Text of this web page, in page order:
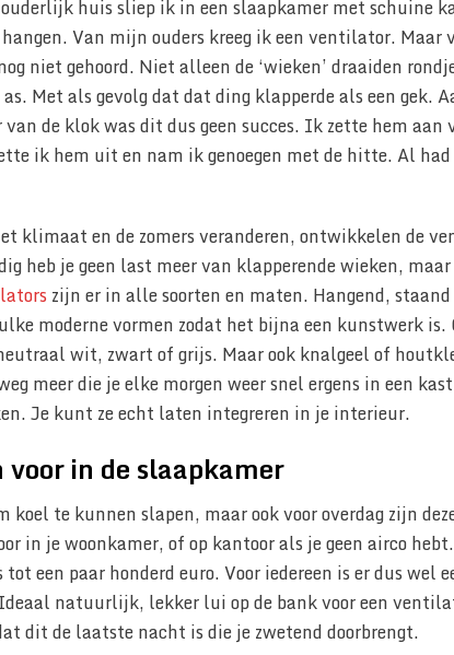
huis sliep ik in een slaapkamer met schuine
Van mijn ouders kreeg ik een ventilator. Maar
niet gehoord. Niet alleen de ‘wieken’ draaiden
as. Met als gevolg dat dat ding klapperde als een gek.
van de klok was dit dus geen succes. Ik zette hem aan
ik hem uit en nam ik genoegen met de hitte. Al
klimaat en de zomers veranderen, ontwikkelen de
heb je geen last meer van klapperende wieken,
zijn er in alle soorten en maten. Hangend,
moderne vormen zodat het bijna een kunstwerk
wit, zwart of grijs. Maar ook knalgeel of
meer die je elke morgen weer snel ergens in een
Je kunt ze echt laten integreren in je interieur.
in de slaapkamer
koel te kunnen slapen, maar ook voor overdag zijn
in je woonkamer, of op kantoor als je geen airco
een paar honderd euro. Voor iedereen is er dus wel
Ideaal natuurlijk, lekker lui op de bank voor een
dit de laatste nacht is die je zwetend doorbrengt.